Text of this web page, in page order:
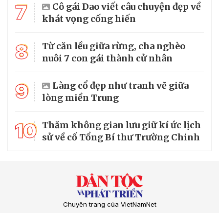
7
Cô gái Dao viết câu chuyện đẹp về
khát vọng cống hiến
8
Từ căn lều giữa rừng, cha nghèo
nuôi 7 con gái thành cử nhân
9
Làng cổ đẹp như tranh vẽ giữa
lòng miền Trung
10 Thăm không gian lưu giữ kí ức lịch
sử về cố Tổng Bí thư Trường Chinh
Chuyên trang của VietNamNet